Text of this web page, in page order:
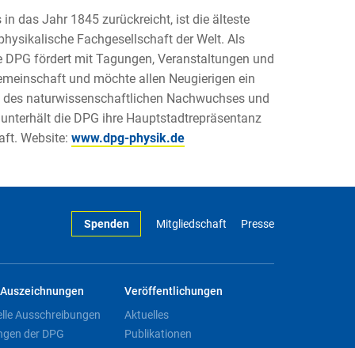
in das Jahr 1845 zurückreicht, ist die älteste
Fachgesellschaft der Welt. Als
fördert mit Tagungen, Veranstaltungen und
und möchte allen Neugierigen ein
naturwissenschaftlichen Nachwuchses und
die DPG ihre Hauptstadtrepräsentanz
Website: www.dpg-physik.de
Spenden Mitgliedschaft Presse
Ausschreibungen
der DPG
Veröffentlichungen
Aktuelles
Publikationen